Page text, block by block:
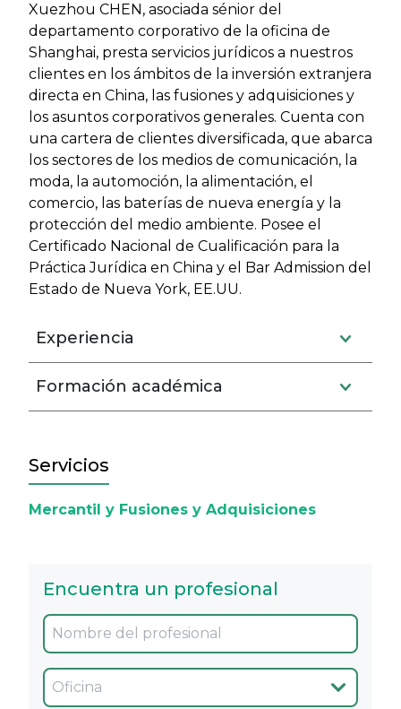
Xuezhou CHEN, asociada sénior del
departamento corporativo de la oficina de
Shanghai, presta servicios jurídicos a nuestros
clientes en los ámbitos de la inversión extranjera
directa en China, las fusiones y adquisiciones y
los asuntos corporativos generales. Cuenta con
una cartera de clientes diversificada, que abarca
los sectores de los medios de comunicación, la
moda, la automoción, la alimentación, el
comercio, las baterías de nueva energía y la
protección del medio ambiente. Posee el
Certificado Nacional de Cualificación para la
Práctica Jurídica en China y el Bar Admission del
Estado de Nueva York, EE.UU.
Experiencia
Formación académica
Servicios
Mercantil y Fusiones y Adquisiciones
Encuentra un profesional
Oficina